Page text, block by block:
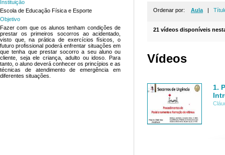
Instituição
Escola de Educação Física e Esporte
Objetivo
Fazer com que os alunos tenham condições de
prestar os primeiros socorros ao acidentado,
visto que, na prática de exercícios físicos, o
futuro profissional poderá enfrentar situações em
que tenha que prestar socorro a seu aluno ou
cliente, seja ele criança, adulto ou idoso. Para
tanto, o aluno deverá conhecer os princípios e as
técnicas de atendimento de emergência em
diferentes situações.
Ordenar por: Aula |
21 vídeos disponíveis
Vídeos
1.